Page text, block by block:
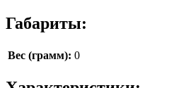
Габариты:
Вес (грамм): 0